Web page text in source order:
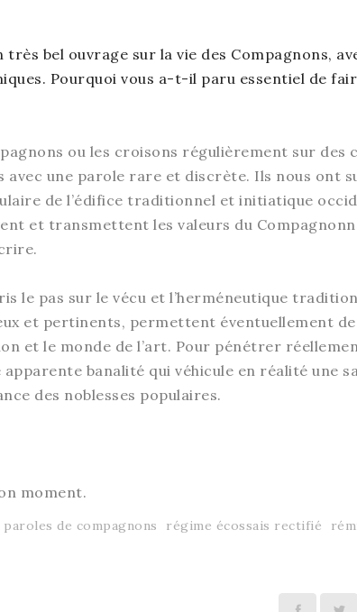
bel ouvrage sur la vie des Compagnons,
Pourquoi vous a-t-il paru essentiel de
ou les croisons régulièrement sur des
avec une parole rare et discrète. Ils nous ont
de l’édifice traditionnel et initiatique
et transmettent les valeurs du
le pas sur le vécu et l’herméneutique
et pertinents, permettent éventuellement
et le monde de l’art. Pour pénétrer
banalité qui véhicule en réalité une
des noblesses populaires.
moment.
paroles de compagnons régime écossais rectifié